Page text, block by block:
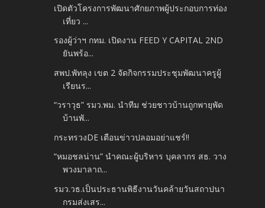
เปิดตัวโครงการพัฒนาศักยภาพผู้ประกอบการท่อง
เที่ยว ...
รองผู้ว่าฯ กทม. เปิดงาน FEED Y CAPITAL 2ND
ยันพร้อ...
สพป.พัทลุง เขต 2 จัดกิจกรรมประชุมพัฒนาครูผู้
เรียนร...
“วราวุธ” รมว.พม. นำทีม ช่วยชาวบ้านถูกพายุพัด
บ้านพั...
กระทรวงDE เตือนข่าวปลอมอย่าแชร์!!
“หมอชลน่าน” นำคณะผู้บริหาร บุคลากร สธ. วาง
พวงมาลาถ...
รมว.วธ.เป็นประธานพิธีงานวันคล้ายวันสถาปนา
กรมส่งเสร...